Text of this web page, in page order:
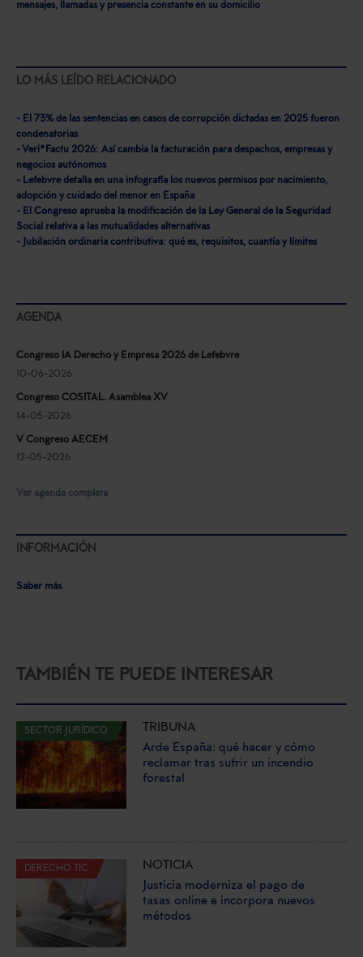
mensajes, llamadas y presencia constante en su domicilio
LO MÁS LEÍDO RELACIONADO
- El 73% de las sentencias en casos de corrupción dictadas en 2025 fueron
condenatorias
- Veri*Factu 2026: Así cambia la facturación para despachos, empresas y
negocios autónomos
- Lefebvre detalla en una infografía los nuevos permisos por nacimiento,
adopción y cuidado del menor en España
- El Congreso aprueba la modificación de la Ley General de la Seguridad
Social relativa a las mutualidades alternativas
- Jubilación ordinaria contributiva: qué es, requisitos, cuantía y límites
AGENDA
Congreso IA Derecho y Empresa 2026 de Lefebvre
10-06-2026
Congreso COSITAL. Asamblea XV
14-05-2026
V Congreso AECEM
12-05-2026
Ver agenda completa
INFORMACIÓN
Saber más
TAMBIÉN TE PUEDE INTERESAR
SECTOR JURÍDICO
TRIBUNA
Arde España: qué hacer y cómo
reclamar tras sufrir un incendio
forestal
DERECHO TIC
NOTICIA
Justicia moderniza el pago de
tasas online e incorpora nuevos
métodos